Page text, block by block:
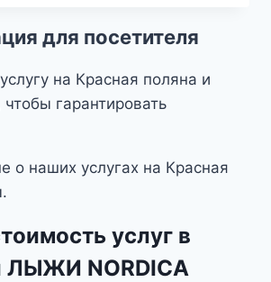
для посетителя
на Красная поляна и
гарантировать
о наших услугах на Красная
услуг в
ЛЫЖИ NORDICA